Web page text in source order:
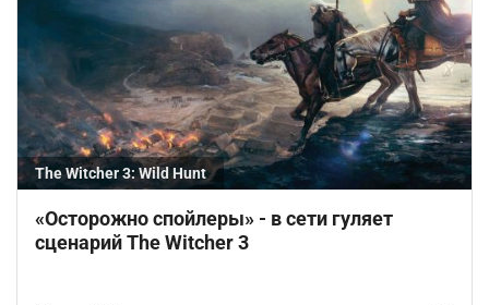
The Witcher 3: Wild Hunt
«Осторожно спойлеры» - в сети гуляет
сценарий The Witcher 3